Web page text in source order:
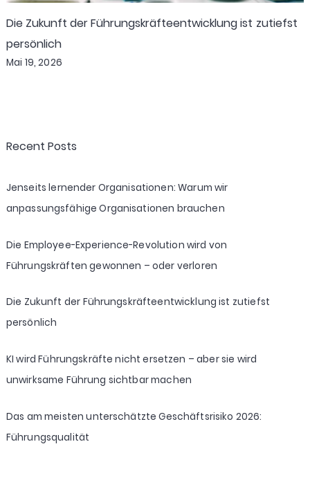
Die Zukunft der Führungskräfteentwicklung ist zutiefst
persönlich
Mai 19, 2026
Recent Posts
Jenseits lernender Organisationen: Warum wir
anpassungsfähige Organisationen brauchen
Die Employee-Experience-Revolution wird von
Führungskräften gewonnen – oder verloren
Die Zukunft der Führungskräfteentwicklung ist zutiefst
persönlich
KI wird Führungskräfte nicht ersetzen – aber sie wird
unwirksame Führung sichtbar machen
Das am meisten unterschätzte Geschäftsrisiko 2026:
Führungsqualität